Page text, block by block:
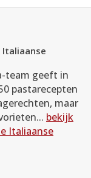
Italiaanse
team geeft in
pastarecepten
maar
bekijk
Italiaanse